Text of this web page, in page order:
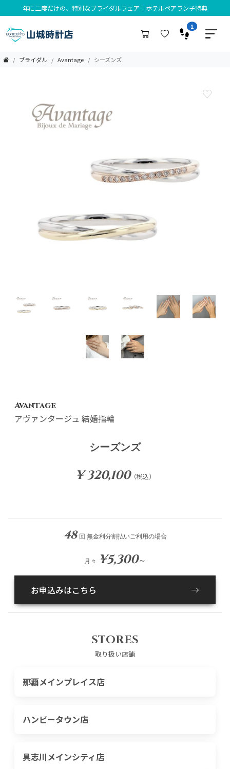
年に二度だけの、特別なブライダルフェア｜ホテルペアランチ特典
1
ブライダル Avantage シーズンズ
Avantage
アヴァンタージュ 結婚指輪
シーズンズ
¥ 320,100（税込）
48 回 無金利分割払いご利用の場合
月々 ¥5,300～
お申込みはこちら
STORES
取り扱い店舗
那覇メインプレイス店
ハンビータウン店
具志川メインシティ店